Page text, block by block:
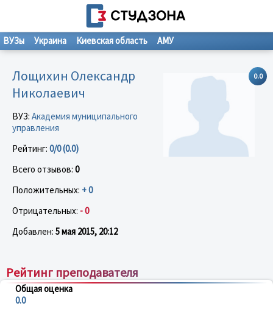
ВУЗы Украина Киевская область АМУ
0.0
Лощихин Олександр
Николаевич
ВУЗ: Академия муниципального
управления
Рейтинг: 0/0 (0.0)
Всего отзывов: 0
Положительных: + 0
Отрицательных: - 0
Добавлен: 5 мая 2015, 20:12
Рейтинг преподавателя
Общая оценка
0.0